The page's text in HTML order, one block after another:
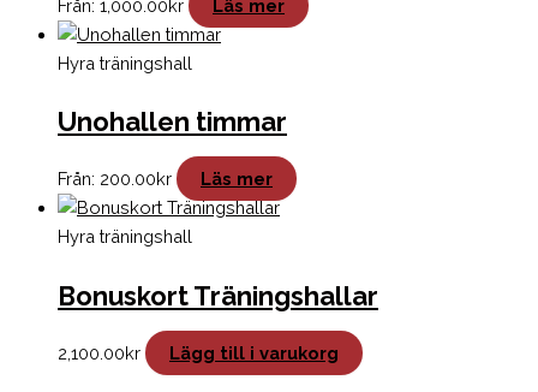
Från: 1,000.00kr Läs mer
Hyra träningshall
Unohallen timmar
Från: 200.00kr Läs mer
Hyra träningshall
Bonuskort Träningshallar
2,100.00kr Lägg till i varukorg